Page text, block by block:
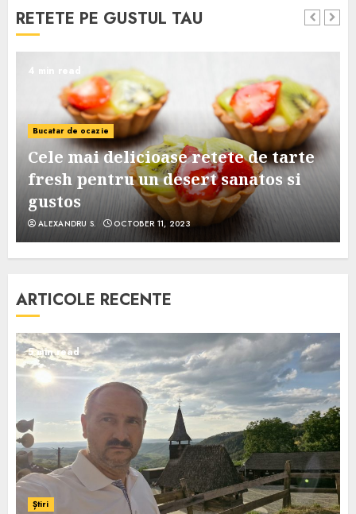
RETETE PE GUSTUL TAU
4 min read
Bucatar de ocazie
Cele mai delicioase retete de tarte
fresh pentru un desert sanatos si
gustos
ALEXANDRU S. OCTOBER 11, 2023
ARTICOLE RECENTE
5 min read
Știri